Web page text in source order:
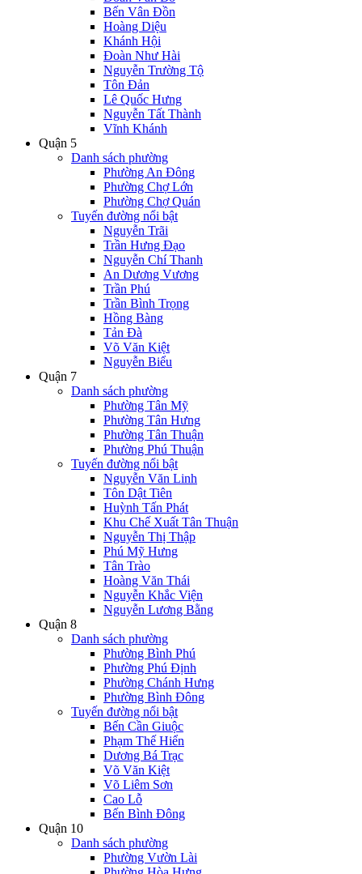
Bến Vân Đồn
Hoàng Diệu
Khánh Hội
Đoàn Như Hài
Nguyễn Trường Tộ
Tôn Đản
Lê Quốc Hưng
Nguyễn Tất Thành
Vĩnh Khánh
Quận 5
Danh sách phường
Phường An Đông
Phường Chợ Lớn
Phường Chợ Quán
Tuyến đường nổi bật
Nguyễn Trãi
Trần Hưng Đạo
Nguyễn Chí Thanh
An Dương Vương
Trần Phú
Trần Bình Trọng
Hồng Bàng
Tản Đà
Võ Văn Kiệt
Nguyễn Biểu
Quận 7
Danh sách phường
Phường Tân Mỹ
Phường Tân Hưng
Phường Tân Thuận
Phường Phú Thuận
Tuyến đường nổi bật
Nguyễn Văn Linh
Tôn Dật Tiên
Huỳnh Tấn Phát
Khu Chế Xuất Tân Thuận
Nguyễn Thị Thập
Phú Mỹ Hưng
Tân Trào
Hoàng Văn Thái
Nguyễn Khắc Viện
Nguyễn Lương Bằng
Quận 8
Danh sách phường
Phường Bình Phú
Phường Phú Định
Phường Chánh Hưng
Phường Bình Đông
Tuyến đường nổi bật
Bến Cần Giuộc
Phạm Thế Hiển
Dương Bá Trạc
Võ Văn Kiệt
Võ Liêm Sơn
Cao Lỗ
Bến Bình Đông
Quận 10
Danh sách phường
Phường Vườn Lài